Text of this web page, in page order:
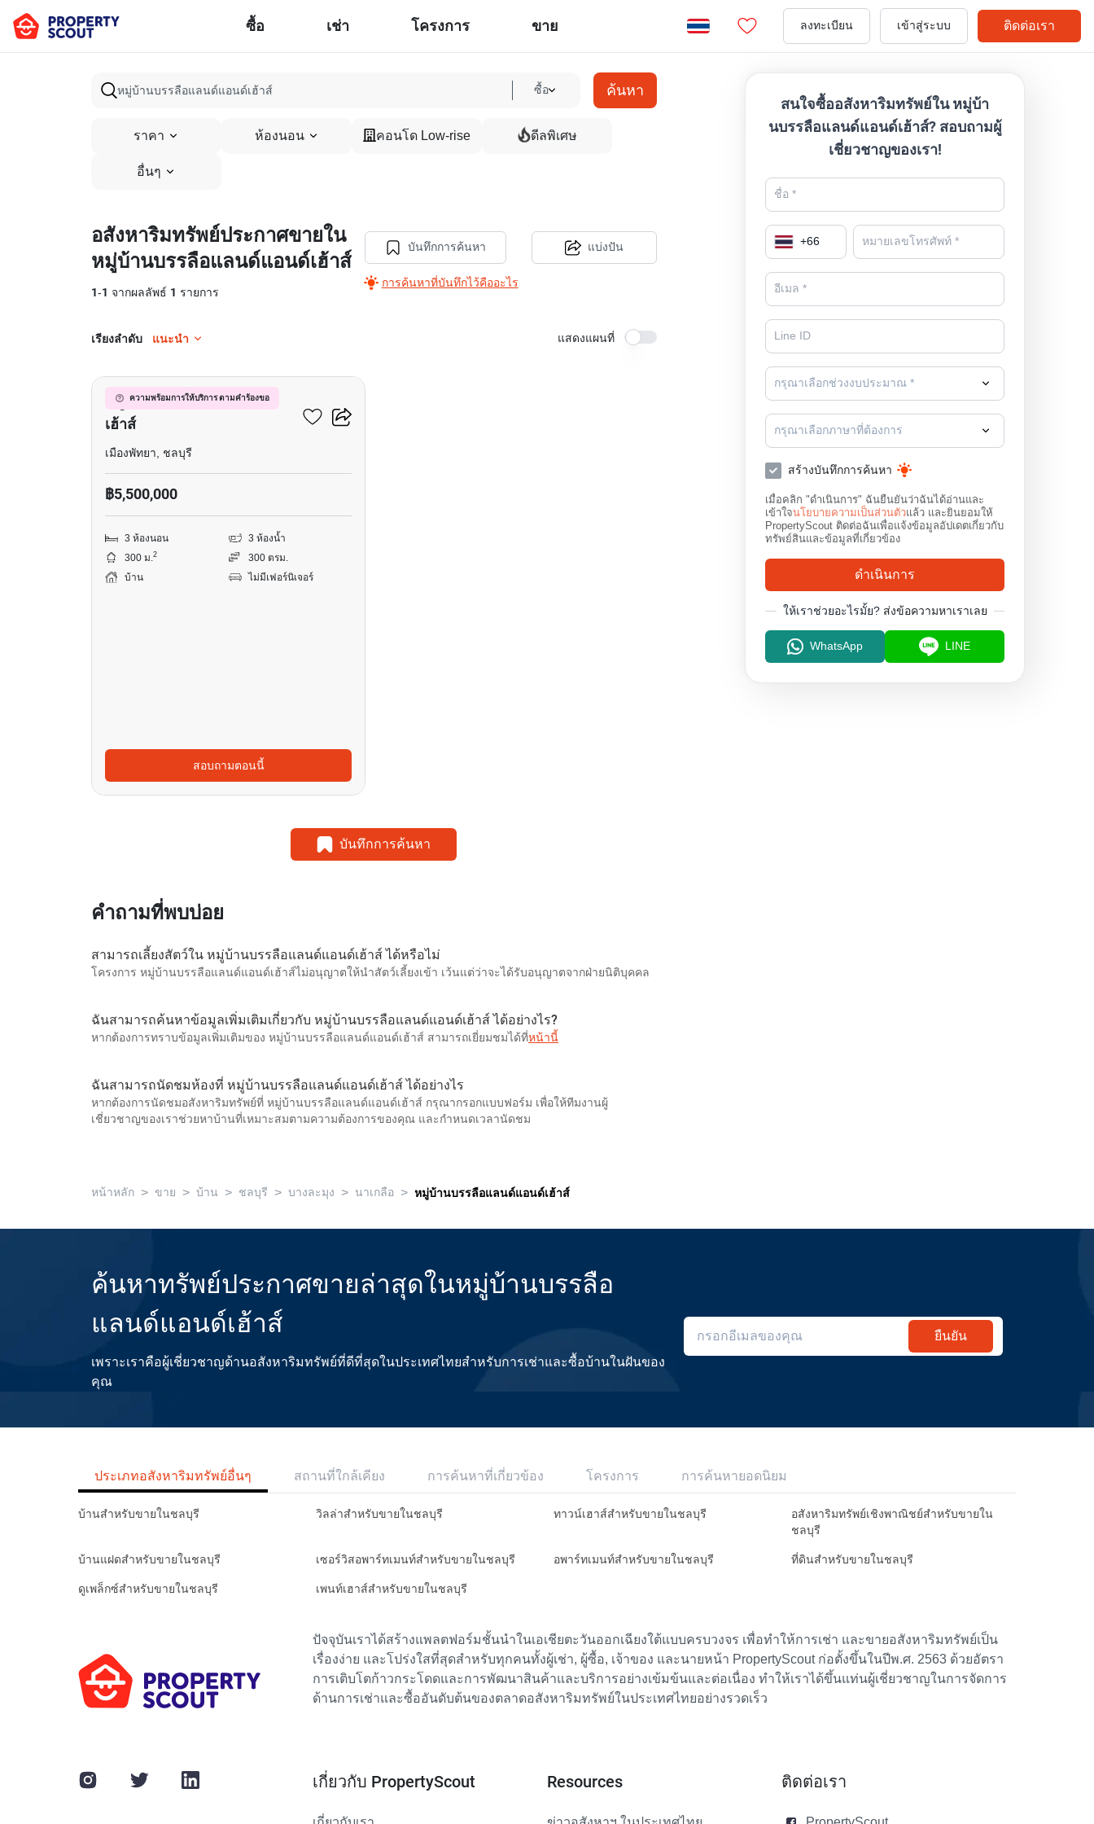
ซื้อ เช่า โครงการ ขาย ลงทะเบียน เข้าสู่ระบบ ติดต่อเรา
ซื้อ ค้นหา
ราคา ห้องนอน คอนโด Low-rise ดีลพิเศษ
อื่นๆ
อสังหาริมทรัพย์ประกาศขายใน
หมู่บ้านบรรลือแลนด์แอนด์เฮ้าส์
1-1 จากผลลัพธ์ 1 รายการ
บันทึกการค้นหา
การค้นหาที่บันทึกไว้คืออะไร
แบ่งปัน
เรียงลำดับ แนะนำ แสดงแผนที่
ความพร้อมการให้บริการ ตามคำร้องขอ
หมู่บ้านบรรลือแลนด์แอนด์
เฮ้าส์
เมืองพัทยา, ชลบุรี
฿5,500,000
3 ห้องนอน
3 ห้องน้ำ
300 ม.2
300 ตรม.
บ้าน
ไม่มีเฟอร์นิเจอร์
สอบถามตอนนี้
บันทึกการค้นหา
คำถามที่พบบ่อย
สามารถเลี้ยงสัตว์ใน หมู่บ้านบรรลือแลนด์แอนด์เฮ้าส์ ได้หรือไม่
โครงการ หมู่บ้านบรรลือแลนด์แอนด์เฮ้าส์ไม่อนุญาตให้นำสัตว์เลี้ยงเข้า เว้นแต่ว่าจะได้รับอนุญาตจากฝ่ายนิติบุคคล
ฉันสามารถค้นหาข้อมูลเพิ่มเติมเกี่ยวกับ หมู่บ้านบรรลือแลนด์แอนด์เฮ้าส์ ได้อย่างไร?
หากต้องการทราบข้อมูลเพิ่มเติมของ หมู่บ้านบรรลือแลนด์แอนด์เฮ้าส์ สามารถเยี่ยมชมได้ที่หน้านี้
ฉันสามารถนัดชมห้องที่ หมู่บ้านบรรลือแลนด์แอนด์เฮ้าส์ ได้อย่างไร
หากต้องการนัดชมอสังหาริมทรัพย์ที่ หมู่บ้านบรรลือแลนด์แอนด์เฮ้าส์ กรุณากรอกแบบฟอร์ม เพื่อให้ทีมงานผู้
เชี่ยวชาญของเราช่วยหาบ้านที่เหมาะสมตามความต้องการของคุณ และกำหนดเวลานัดชม
สนใจซื้ออสังหาริมทรัพย์ใน หมู่บ้า
นบรรลือแลนด์แอนด์เฮ้าส์? สอบถามผู้
เชี่ยวชาญของเรา!
+66
กรุณาเลือกช่วงงบประมาณ *
กรุณาเลือกภาษาที่ต้องการ
สร้างบันทึกการค้นหา
เมื่อคลิก "ดำเนินการ" ฉันยืนยันว่าฉันได้อ่านและ
เข้าใจนโยบายความเป็นส่วนตัวแล้ว และยินยอมให้
PropertyScout ติดต่อฉันเพื่อแจ้งข้อมูลอัปเดตเกี่ยวกับ
ทรัพย์สินและข้อมูลที่เกี่ยวข้อง
ดำเนินการ
ให้เราช่วยอะไรมั้ย? ส่งข้อความหาเราเลย
WhatsApp LINE
หน้าหลัก > ขาย > บ้าน > ชลบุรี > บางละมุง > นาเกลือ > หมู่บ้านบรรลือแลนด์แอนด์เฮ้าส์
ค้นหาทรัพย์ประกาศขายล่าสุดในหมู่บ้านบรรลือ
แลนด์แอนด์เฮ้าส์
เพราะเราคือผู้เชี่ยวชาญด้านอสังหาริมทรัพย์ที่ดีที่สุดในประเทศไทยสำหรับการเช่าและซื้อบ้านในฝันของ
คุณ
ยืนยัน
ประเภทอสังหาริมทรัพย์อื่นๆ สถานที่ใกล้เคียง การค้นหาที่เกี่ยวข้อง โครงการ การค้นหายอดนิยม
บ้านสำหรับขายในชลบุรี วิลล่าสำหรับขายในชลบุรี ทาวน์เฮาส์สำหรับขายในชลบุรี
อสังหาริมทรัพย์เชิงพาณิชย์สำหรับขายใน
ชลบุรี
บ้านแฝดสำหรับขายในชลบุรี เซอร์วิสอพาร์ทเมนท์สำหรับขายในชลบุรี อพาร์ทเมนท์สำหรับขายในชลบุรี ที่ดินสำหรับขายในชลบุรี
ดูเพล็กซ์สำหรับขายในชลบุรี เพนท์เฮาส์สำหรับขายในชลบุรี
ปัจจุบันเราได้สร้างแพลตฟอร์มชั้นนำในเอเชียตะวันออกเฉียงใต้แบบครบวงจร เพื่อทำให้การเช่า และขายอสังหาริมทรัพย์เป็น
เรื่องง่าย และโปร่งใสที่สุดสำหรับทุกคนทั้งผู้เช่า, ผู้ซื้อ, เจ้าของ และนายหน้า PropertyScout ก่อตั้งขึ้นในปีพ.ศ. 2563 ด้วยอัตรา
การเติบโตก้าวกระโดดและการพัฒนาสินค้าและบริการอย่างเข้มข้นและต่อเนื่อง ทำให้เราได้ขึ้นแท่นผู้เชี่ยวชาญในการจัดการ
ด้านการเช่าและซื้ออันดับต้นของตลาดอสังหาริมทรัพย์ในประเทศไทยอย่างรวดเร็ว
เกี่ยวกับ PropertyScout Resources ติดต่อเรา